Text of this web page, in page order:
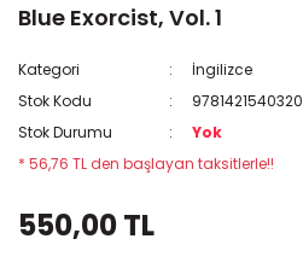
Blue Exorcist, Vol. 1
Kategori
İngilizce
Stok Kodu
9781421540320
Stok Durumu
Yok
* 56,76 TL den başlayan taksitlerle!!
550,00 TL